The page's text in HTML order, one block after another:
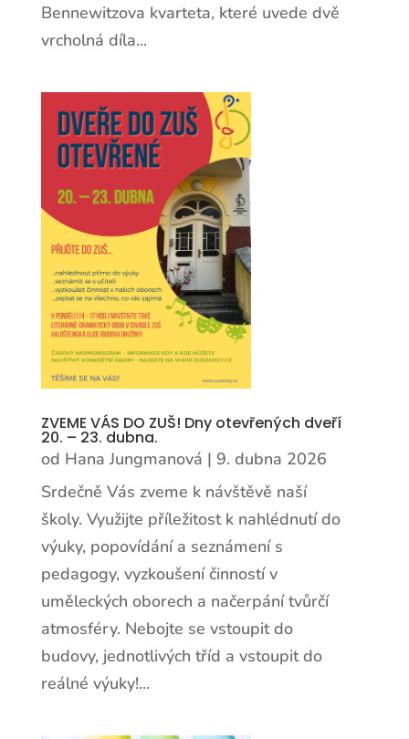
Bennewitzova kvarteta, které uvede dvě
vrcholná díla...
ZVEME VÁS DO ZUŠ! Dny otevřených dveří
20. – 23. dubna.
od Hana Jungmanová | 9. dubna 2026
Srdečně Vás zveme k návštěvě naší
školy. Využijte příležitost k nahlédnutí do
výuky, popovídání a seznámení s
pedagogy, vyzkoušení činností v
uměleckých oborech a načerpání tvůrčí
atmosféry. Nebojte se vstoupit do
budovy, jednotlivých tříd a vstoupit do
reálné výuky!...